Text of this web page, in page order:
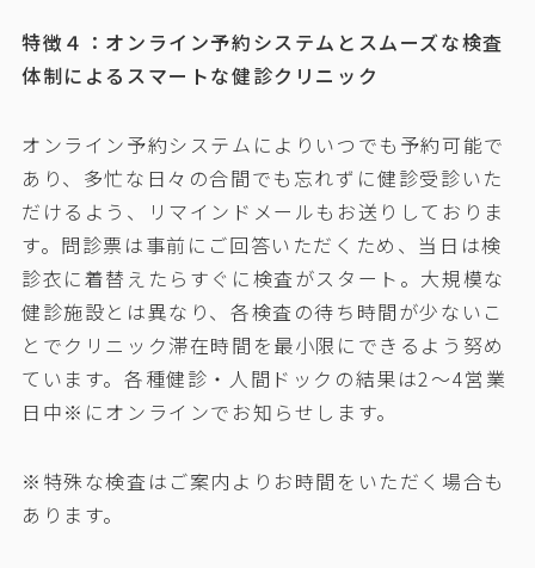
特徴４：オンライン予約システムとスムーズな検査
体制によるスマートな健診クリニック
オンライン予約システムによりいつでも予約可能で
あり、多忙な日々の合間でも忘れずに健診受診いた
だけるよう、リマインドメールもお送りしておりま
す。問診票は事前にご回答いただくため、当日は検
診衣に着替えたらすぐに検査がスタート。大規模な
健診施設とは異なり、各検査の待ち時間が少ないこ
とでクリニック滞在時間を最小限にできるよう努め
ています。各種健診・人間ドックの結果は2〜4営業
日中※にオンラインでお知らせします。
※特殊な検査はご案内よりお時間をいただく場合も
あります。